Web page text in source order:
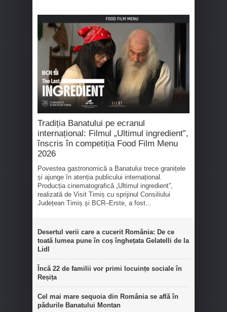
Tradiția Banatului pe ecranul
internațional: Filmul „Ultimul ingredient”,
înscris în competiția Food Film Menu
2026
Povestea gastronomică a Banatului trece granițele
și ajunge în atenția publicului internațional.
Producția cinematografică „Ultimul ingredient”,
realizată de Visit Timiș cu sprijinul Consiliului
Județean Timiș și BCR–Erste, a fost...
Desertul verii care a cucerit România: De ce
toată lumea pune în coș înghețata Gelatelli de la
Lidl
Încă 22 de familii vor primi locuințe sociale în
Reșița
Cel mai mare sequoia din România se află în
pădurile Banatului Montan